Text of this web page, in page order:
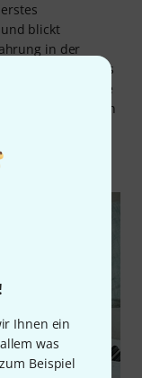
Ihnen ein
was
Beispiel
blickt
in der
und Digitalpianos
der CZ-Serie
Reihen. Kern
es, mit
Beitrag zu